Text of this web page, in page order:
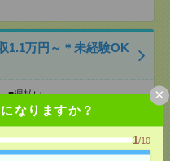
なりますか？
1/10
×
1.1万円～＊未経験OK
■週払い
気になる！